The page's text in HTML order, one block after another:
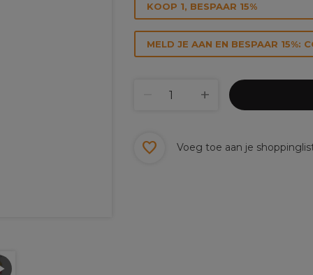
KOOP 1, BESPAAR 15%
MELD JE AAN EN BESPAAR 15%:
Voeg toe aan je